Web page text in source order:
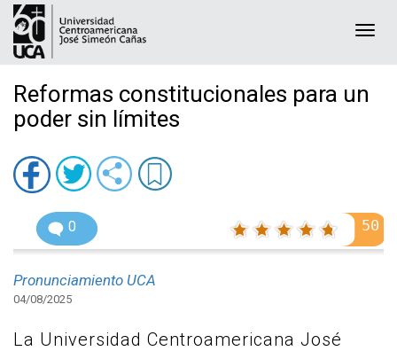
Reformas constitucionales para un
poder sin límites
0 50
Pronunciamiento UCA
04/08/2025
La Universidad Centroamericana José